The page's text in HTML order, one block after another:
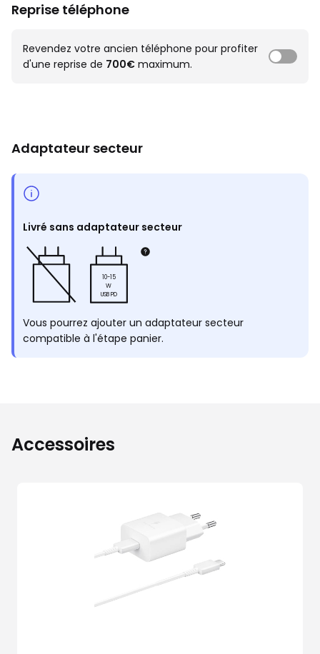
Reprise téléphone
Revendez votre ancien téléphone pour profiter
d'une reprise de 700€ maximum.
Adaptateur secteur
Livré sans adaptateur secteur
10-15
W
USB PD
Vous pourrez ajouter un adaptateur secteur
compatible à l'étape panier.
Accessoires